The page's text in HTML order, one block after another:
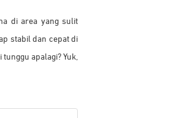
di area yang sulit
stabil dan cepat di
apalagi? Yuk,